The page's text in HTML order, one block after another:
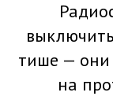
тише — они
на